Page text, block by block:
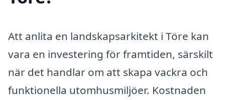
Att anlita en landskapsarkitekt i Töre kan
vara en investering för framtiden, särskilt
när det handlar om att skapa vackra och
funktionella utomhusmiljöer. Kostnaden